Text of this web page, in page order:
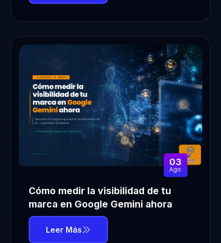
03
Ago
Cómo medir la visibilidad de tu
marca en Google Gemini ahora
Leer Más